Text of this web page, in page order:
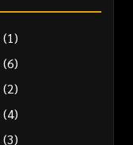
(1)
(6)
(2)
(4)
(3)